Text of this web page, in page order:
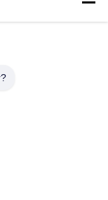
Gigabit Ethernet-
switch 8-poorts